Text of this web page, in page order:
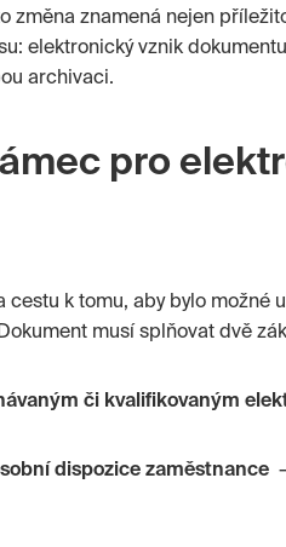
změna znamená nejen
elektronický vznik
archivaci.
pro
cestu k tomu, aby bylo možné
musí splňovat dvě
či kvalifikovaným
dispozice zaměstnance